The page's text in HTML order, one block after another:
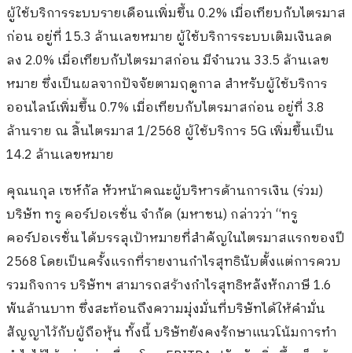
ผู้ใช้บริการระบบรายเดือนเพิ่มขึ้น 0.2% เมื่อเทียบกับไตรมาส
ก่อน อยู่ที่ 15.3 ล้านเลขหมาย ผู้ใช้บริการระบบเติมเงินลด
ลง 2.0% เมื่อเทียบกับไตรมาสก่อน มีจำนวน 33.5 ล้านเลข
หมาย ซึ่งเป็นผลจากปัจจัยตามฤดูกาล สำหรับผู้ใช้บริการ
ออนไลน์เพิ่มขึ้น 0.7% เมื่อเทียบกับไตรมาสก่อน อยู่ที่ 3.8
ล้านราย ณ สิ้นไตรมาส 1/2568 ผู้ใช้บริการ 5G เพิ่มขึ้นเป็น
14.2 ล้านเลขหมาย
คุณนกุล เซห์กัล หัวหน้าคณะผู้บริหารด้านการเงิน (ร่วม)
บริษัท ทรู คอร์ปอเรชั่น จำกัด (มหาชน) กล่าวว่า “ทรู
คอร์ปอเรชั่น ได้บรรลุเป้าหมายที่สำคัญในไตรมาสแรกของปี
2568 โดยเป็นครั้งแรกที่รายงานกำไรสุทธินับตั้งแต่การควบ
รวมกิจการ บริษัทฯ สามารถสร้างกำไรสุทธิหลังหักภาษี 1.6
พันล้านบาท ซึ่งสะท้อนถึงความมุ่งมั่นที่บริษัทได้ให้คำมั่น
สัญญาไว้กับผู้ถือหุ้น ทั้งนี้ บริษัทยังคงรักษาแนวโน้มการทำ